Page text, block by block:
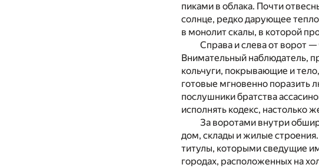
пиками в облака. Почти
солнце, редко дарующее
в монолит скалы, в которой
Справа и слева от ворот
Внимательный наблюдатель,
кольчуги, покрывающие и
готовые мгновенно поразить
послушники братства
исполнять кодекс, настолько
За воротами внутри
дом, склады и жилые
титулы, которыми сведущие
городах, расположенных на